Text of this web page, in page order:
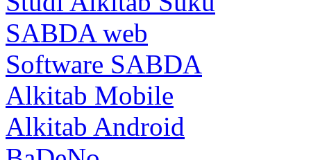
SABDA web
Software SABDA
Alkitab Mobile
Alkitab Android